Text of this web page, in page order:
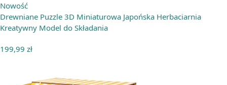
Nowość
Drewniane Puzzle 3D Miniaturowa Japońska Herbaciarnia
Kreatywny Model do Składania
199,99 zł